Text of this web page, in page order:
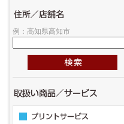
例：高知県高知市